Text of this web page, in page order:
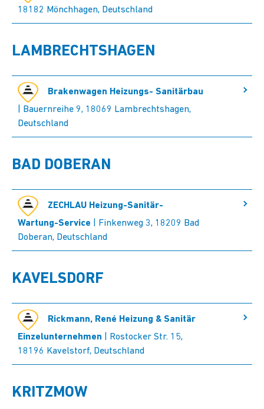
18182 Mönchhagen, Deutschland
LAMBRECHTSHAGEN
Brakenwagen Heizungs- Sanitärbau
| Bauernreihe 9, 18069 Lambrechtshagen,
Deutschland
BAD DOBERAN
ZECHLAU Heizung-Sanitär-
Wartung-Service | Finkenweg 3, 18209 Bad
Doberan, Deutschland
KAVELSDORF
Rickmann, René Heizung & Sanitär
Einzelunternehmen | Rostocker Str. 15,
18196 Kavelstorf, Deutschland
KRITZMOW